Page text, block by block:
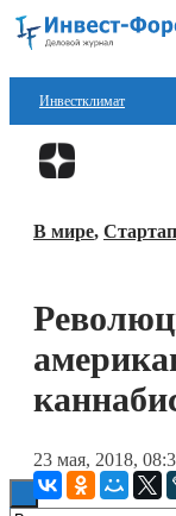
Инвестклимат
Финансы
Блокчейн
В мире,
23 мая, 2018,